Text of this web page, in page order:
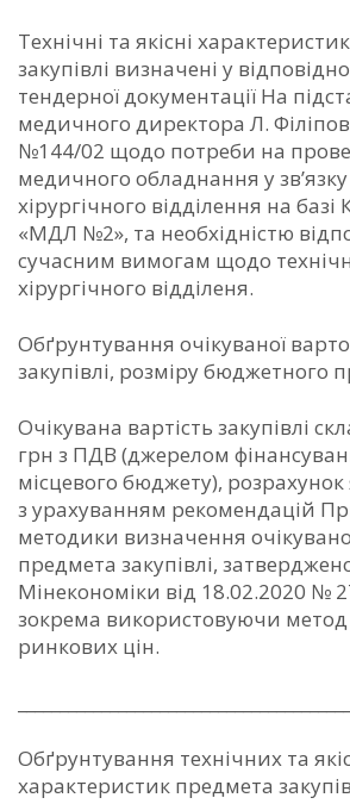
Технічні та якісні
закупівлі визначені у
тендерної документації На
медичного директора Л.
№144/02 щодо потреби на
медичного обладнання у зв’язку
хірургічного відділення на
«МДЛ №2», та необхідністю
сучасним вимогам щодо
хірургічного відділеня.
Обґрунтування очікуваної
закупівлі, розміру бюджетного
Очікувана вартість закупівлі
грн з ПДВ (джерелом
місцевого бюджету), розрахунок
з урахуванням рекомендацій
методики визначення
предмета закупівлі,
Мінекономіки від 18.02.2020 №
зокрема використовуючи
ринкових цін.
Обґрунтування технічних та
характеристик предмета